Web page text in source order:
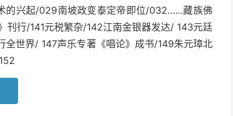
的兴起/029南坡政变泰定帝即位/032……藏族佛
刊行/141元税繁杂/142江南金银器发达/ 143元廷
世界/ 147声乐专著《唱论》成书/149朱元璋北